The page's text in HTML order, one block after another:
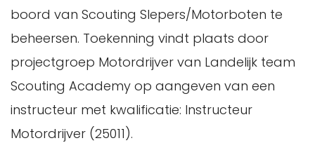
boord van Scouting Slepers/Motorboten te
beheersen. Toekenning vindt plaats door
projectgroep Motordrijver van Landelijk team
Scouting Academy op aangeven van een
instructeur met kwalificatie: Instructeur
Motordrijver (25011).